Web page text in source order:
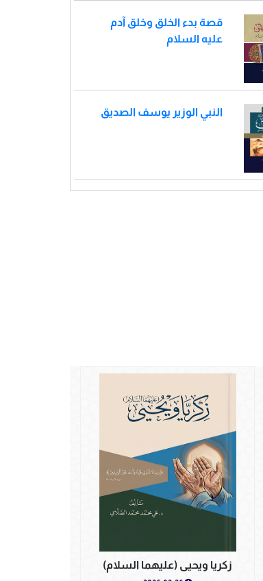
قصة بدء الخلق وخلق آدم
عليه السلام
النبي الوزير يوسف الصديق
زكريا ويحيى (عليهما السلام)